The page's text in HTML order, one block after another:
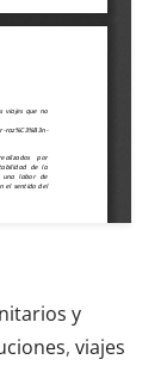
y
, viajes